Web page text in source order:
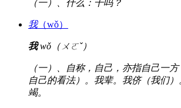
（一）、什么：干吗？
我（wǒ）
我wǒ（ㄨㄛˇ）
（一）、自称，自己，亦指自己一
自己的看法）。我辈。我侪（我们
竭。